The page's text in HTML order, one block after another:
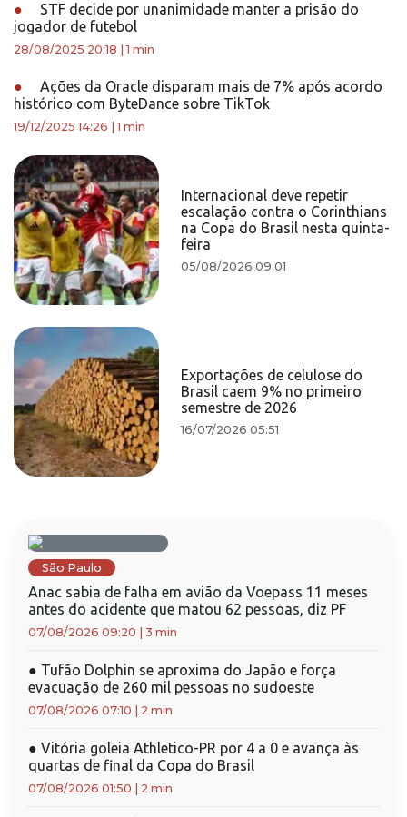
●
STF decide por unanimidade manter a prisão do
jogador de futebol
28/08/2025 20:18 |1 min
●
Ações da Oracle disparam mais de 7% após acordo
histórico com ByteDance sobre TikTok
19/12/2025 14:26 |1 min
Internacional deve repetir
escalação contra o Corinthians
na Copa do Brasil nesta quinta-
feira
05/08/2026 09:01
Exportações de celulose do
Brasil caem 9% no primeiro
semestre de 2026
16/07/2026 05:51
São Paulo
Anac sabia de falha em avião da Voepass 11 meses
antes do acidente que matou 62 pessoas, diz PF
07/08/2026 09:20 3 min
● Tufão Dolphin se aproxima do Japão e força
evacuação de 260 mil pessoas no sudoeste
07/08/2026 07:10 2 min
● Vitória goleia Athletico-PR por 4 a 0 e avança às
quartas de final da Copa do Brasil
07/08/2026 01:50 2 min